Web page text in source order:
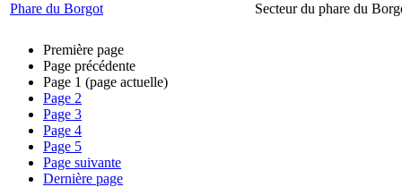
Phare du Borgot
Secteur du phare du
Première page
Page précédente
Page 1 (page actuelle)
Page 2
Page 3
Page 4
Page 5
Page suivante
Dernière page